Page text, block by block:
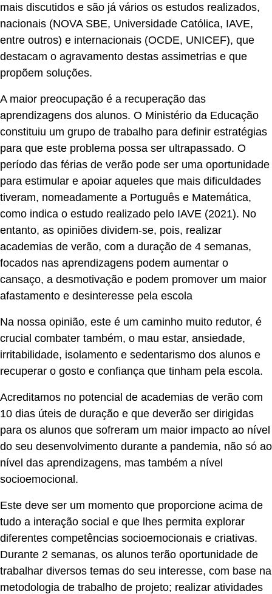
mais discutidos e são já vários os estudos realizados,
nacionais (NOVA SBE, Universidade Católica, IAVE,
entre outros) e internacionais (OCDE, UNICEF), que
destacam o agravamento destas assimetrias e que
propõem soluções.
A maior preocupação é a recuperação das
aprendizagens dos alunos. O Ministério da Educação
constituiu um grupo de trabalho para definir estratégias
para que este problema possa ser ultrapassado. O
período das férias de verão pode ser uma oportunidade
para estimular e apoiar aqueles que mais dificuldades
tiveram, nomeadamente a Português e Matemática,
como indica o estudo realizado pelo IAVE (2021). No
entanto, as opiniões dividem-se, pois, realizar
academias de verão, com a duração de 4 semanas,
focados nas aprendizagens podem aumentar o
cansaço, a desmotivação e podem promover um maior
afastamento e desinteresse pela escola
Na nossa opinião, este é um caminho muito redutor, é
crucial combater também, o mau estar, ansiedade,
irritabilidade, isolamento e sedentarismo dos alunos e
recuperar o gosto e confiança que tinham pela escola.
Acreditamos no potencial de academias de verão com
10 dias úteis de duração e que deverão ser dirigidas
para os alunos que sofreram um maior impacto ao nível
do seu desenvolvimento durante a pandemia, não só ao
nível das aprendizagens, mas também a nível
socioemocional.
Este deve ser um momento que proporcione acima de
tudo a interação social e que lhes permita explorar
diferentes competências socioemocionais e criativas.
Durante 2 semanas, os alunos terão oportunidade de
trabalhar diversos temas do seu interesse, com base na
metodologia de trabalho de projeto; realizar atividades